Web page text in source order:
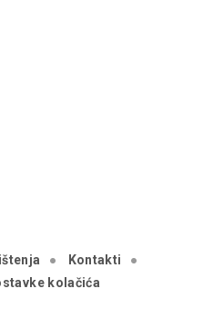
Kontakti
kolačića